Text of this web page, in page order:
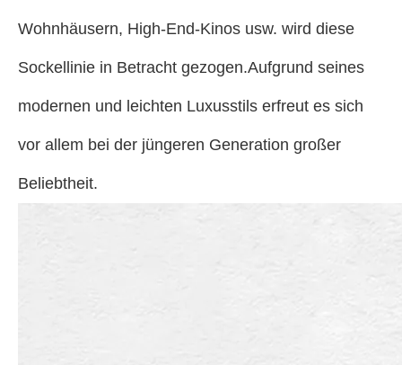
Wohnhäusern, High-End-Kinos usw. wird diese
Sockellinie in Betracht gezogen.Aufgrund seines
modernen und leichten Luxusstils erfreut es sich
vor allem bei der jüngeren Generation großer
Beliebtheit.